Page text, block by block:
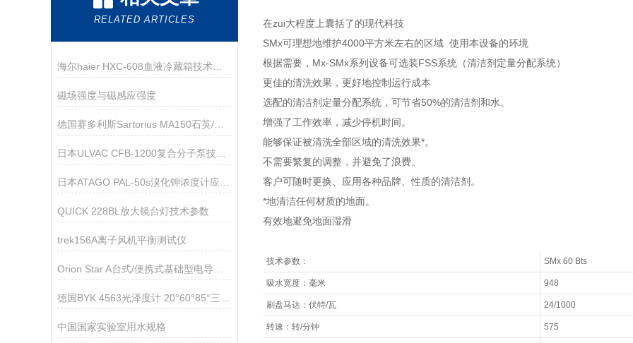
RELATED ARTICLES
海尔haier HXC-608血液冷藏箱技术参数
磁场强度与磁感应强度
德国赛多利斯Sartorius MA150石英/红外水份测定仪技术参数
日本ULVAC CFB-1200复合分子泵技术参数
QUICK 228BL放大镜台灯技术参数
trek156A离子风机平衡测试仪
中国国家实验室用水规格
在zui大程度上囊括了的现代科技
SMx可理想地维护4000平方米左右的区域 使用本设备的环境
根据需要，Mx-SMx系列设备可选装FSS系统（清洁剂定量分配系统）
更佳的清洗效果，更好地控制运行成本
选配的清洁剂定量分配系统，可节省50%的清洁剂和水。
增强了工作效率，减少停机时间。
能够保证被清洗全部区域的清洗效果*。
不需要繁复的调整，并避免了浪费。
客户可随时更换、应用各种品牌、性质的清洁剂。
*地清洁任何材质的地面。
有效地避免地面湿滑
技术参数： SMx 60 Bts
吸水宽度：毫米 948
刷盘马达：伏特/瓦 24/1000
转速：转/分钟 575